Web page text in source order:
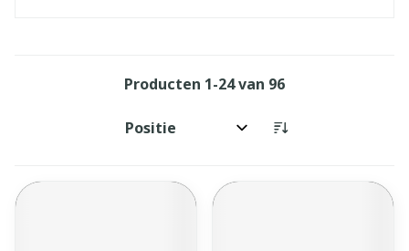
Producten 1-24van 96
Sorteer op: